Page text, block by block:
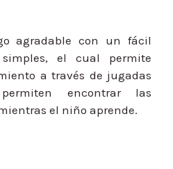
agradable con un fácil
el cual permite
a través de jugadas
encontrar las
el niño aprende.